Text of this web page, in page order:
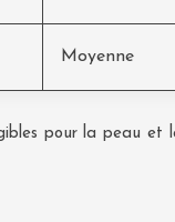
Moyenne
pour la peau et